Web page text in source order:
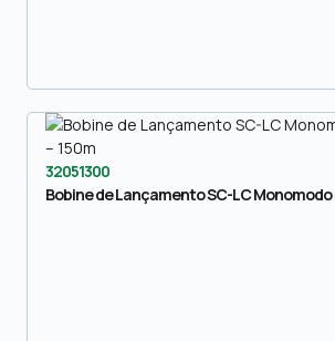
32051300
Bobine de Lançamento SC-LC Monomodo